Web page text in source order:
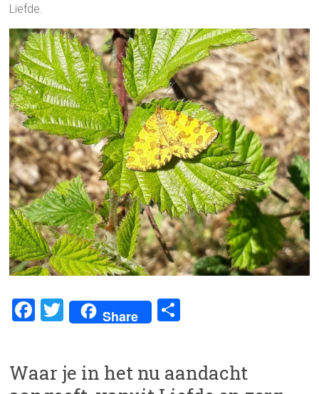
Liefde.
F
b
T
wi
er
Share
n
Waar je in het nu aandacht